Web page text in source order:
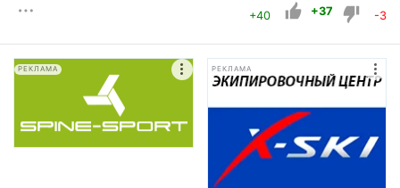
+40 +37 -3
РЕКЛАМА РЕКЛАМА